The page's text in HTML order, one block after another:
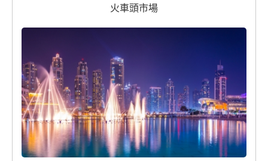
火車頭市場